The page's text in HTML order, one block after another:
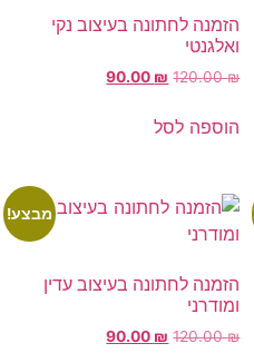
הזמנה לחתונה בעיצוב נקי
ואלגנטי
120.00₪
90.00 ₪
הוספה לסל
מבצע!
הזמנה לחתונה בעיצוב עדין
ומודרני
120.00₪
90.00 ₪